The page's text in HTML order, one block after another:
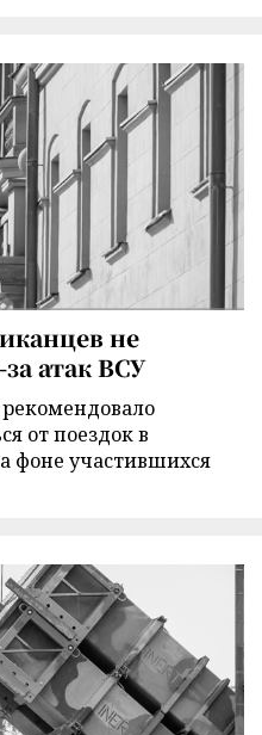
не
атак ВСУ
от поездок в
фоне участившихся